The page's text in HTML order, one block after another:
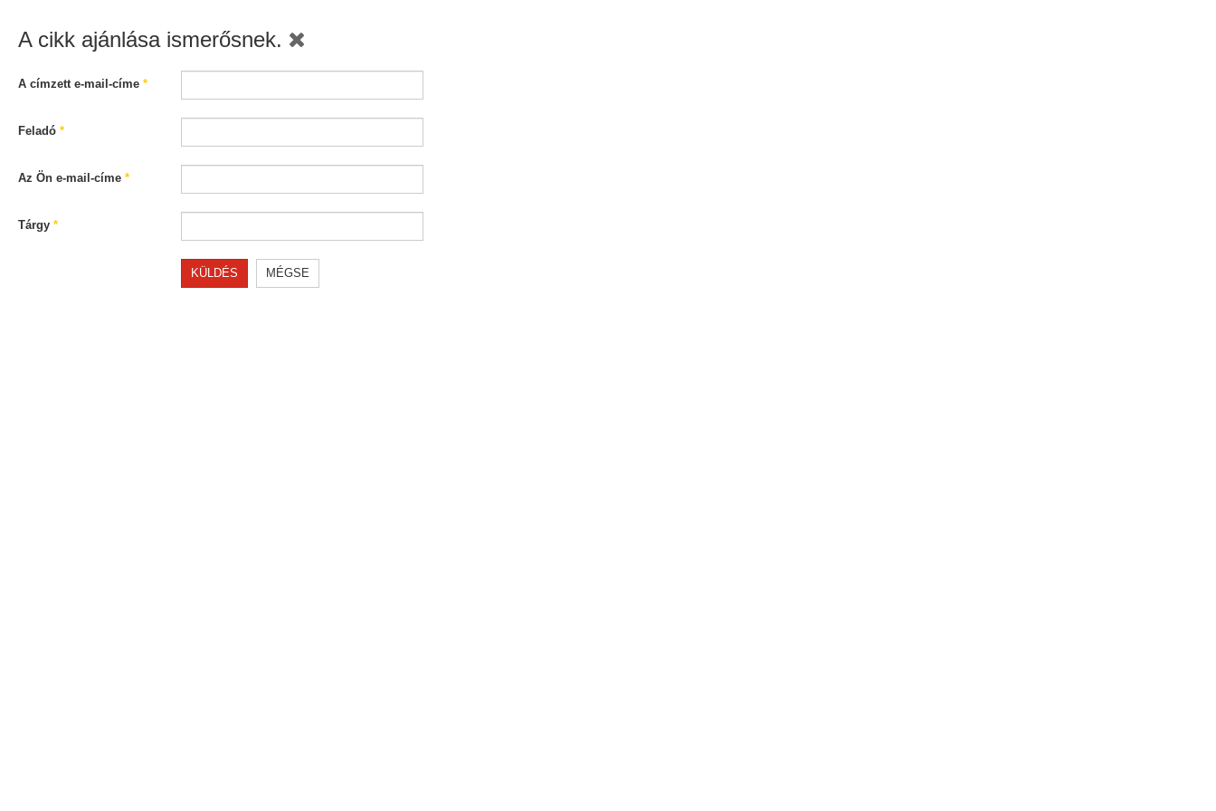
A cikk ajánlása ismerősnek.
A címzett e-mail-címe *
Feladó *
Az Ön e-mail-címe *
Tárgy *
KÜLDÉS MÉGSE